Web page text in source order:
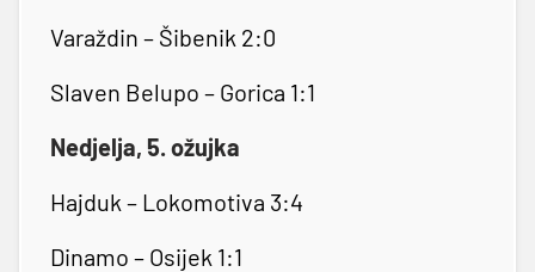
Varaždin – Šibenik 2:0
Slaven Belupo – Gorica 1:1
Nedjelja, 5. ožujka
Hajduk – Lokomotiva 3:4
Dinamo – Osijek 1:1